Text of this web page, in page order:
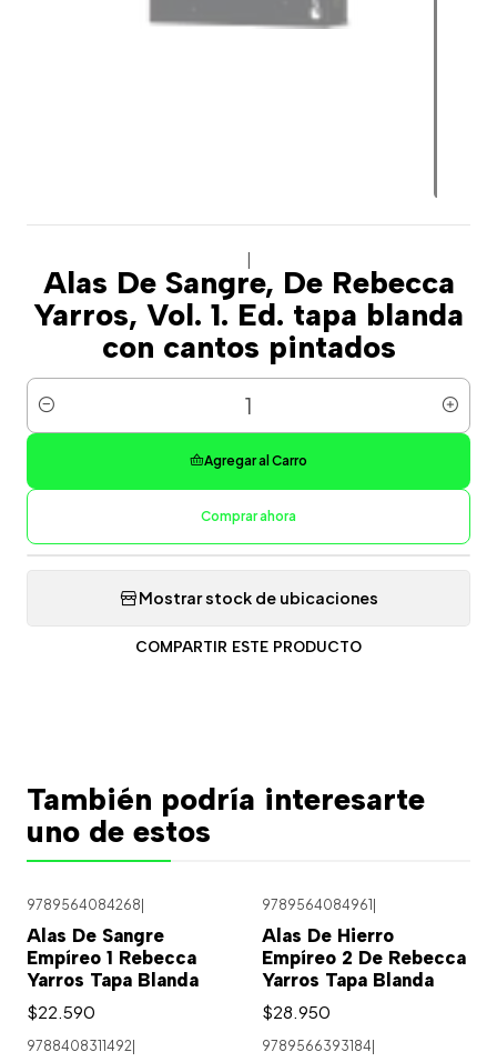
Alas De Sangre, De Rebecca
Yarros, Vol. 1. Ed. tapa blanda
con cantos pintados
Cantidad
Agregar al Carro
Comprar ahora
Mostrar stock de ubicaciones
COMPARTIR ESTE PRODUCTO
También podría interesarte
uno de estos
9789564084268
Alas De Sangre
Empíreo 1 Rebecca
Yarros Tapa Blanda
$22.590
9789564084961
Alas De Hierro
Empíreo 2 De Rebecca
Yarros Tapa Blanda
$28.950
9788408311492 9789566393184